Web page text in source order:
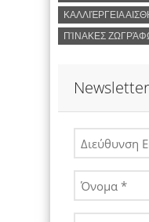
ΚΑΛΛΙΈΡΓΕΙΑ
ΠΊΝΑΚΕΣ
Newsletter